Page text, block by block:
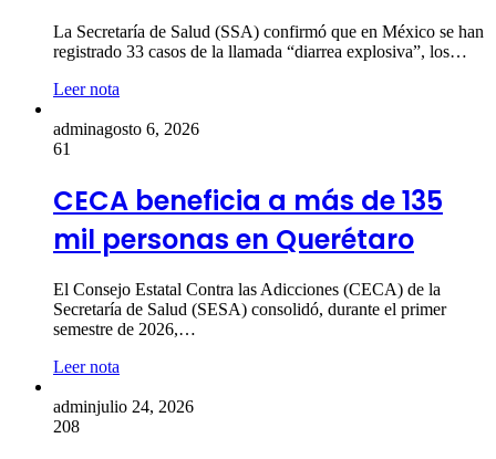
La Secretaría de Salud (SSA) confirmó que en México se han
registrado 33 casos de la llamada “diarrea explosiva”, los…
Leer nota
adminagosto 6, 2026
61
CECA beneficia a más de 135
mil personas en Querétaro
El Consejo Estatal Contra las Adicciones (CECA) de la
Secretaría de Salud (SESA) consolidó, durante el primer
semestre de 2026,…
Leer nota
adminjulio 24, 2026
208